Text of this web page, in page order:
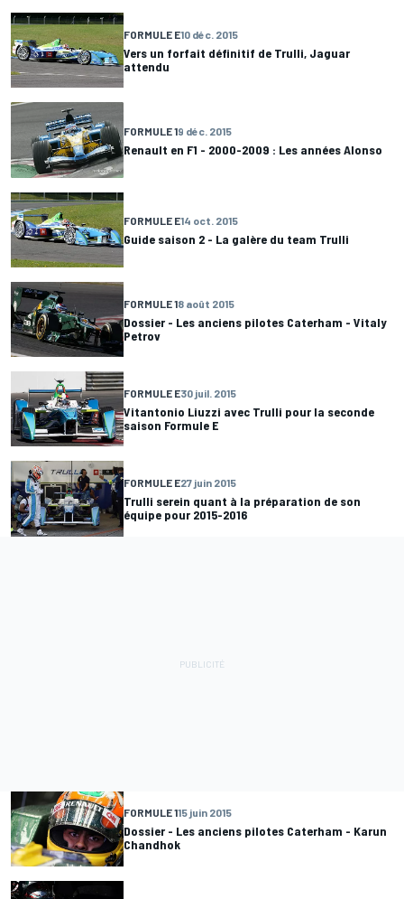
FORMULE E10 déc. 2015
Vers un forfait définitif de Trulli, Jaguar
attendu
FORMULE 19 déc. 2015
Renault en F1 - 2000-2009 : Les années Alonso
FORMULE E14 oct. 2015
Guide saison 2 - La galère du team Trulli
FORMULE 18 août 2015
Dossier - Les anciens pilotes Caterham - Vitaly
Petrov
FORMULE E30 juil. 2015
Vitantonio Liuzzi avec Trulli pour la seconde
saison Formule E
FORMULE E27 juin 2015
Trulli serein quant à la préparation de son
équipe pour 2015-2016
FORMULE 115 juin 2015
Dossier - Les anciens pilotes Caterham - Karun
Chandhok